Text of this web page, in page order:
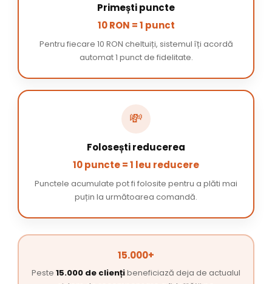
Primești puncte
10 RON = 1 punct
Pentru fiecare 10 RON cheltuiți, sistemul îți acordă
automat 1 punct de fidelitate.
💸
Folosești reducerea
10 puncte = 1 leu reducere
Punctele acumulate pot fi folosite pentru a plăti mai
puțin la următoarea comandă.
15.000+
Peste 15.000 de cliențibeneficiază deja de actualul